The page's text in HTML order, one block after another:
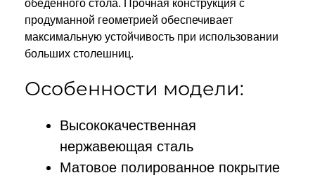
обеденного стола. Прочная конструкция с
продуманной геометрией обеспечивает
максимальную устойчивость при использовании
больших столешниц.
Особенности модели:
Высококачественная
нержавеющая сталь
Матовое полированное покрытие